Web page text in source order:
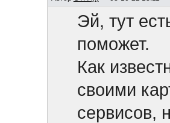
Путин
Эй, тут
поможет.
Как
своими
сервисов,